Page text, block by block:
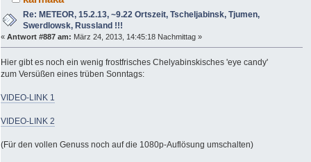
Re: METEOR, 15.2.13, ~9.22 Ortszeit, Tscheljabinsk, Tjumen,
Swerdlowsk, Russland !!!
« Antwort #887 am: März 24, 2013, 14:45:18 Nachmittag »
Hier gibt es noch ein wenig frostfrisches Chelyabinskisches 'eye candy'
zum Versüßen eines trüben Sonntags:
VIDEO-LINK 1
VIDEO-LINK 2
(Für den vollen Genuss noch auf die 1080p-Auflösung umschalten)